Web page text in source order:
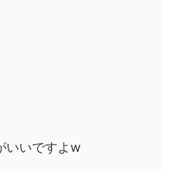
いいですよw